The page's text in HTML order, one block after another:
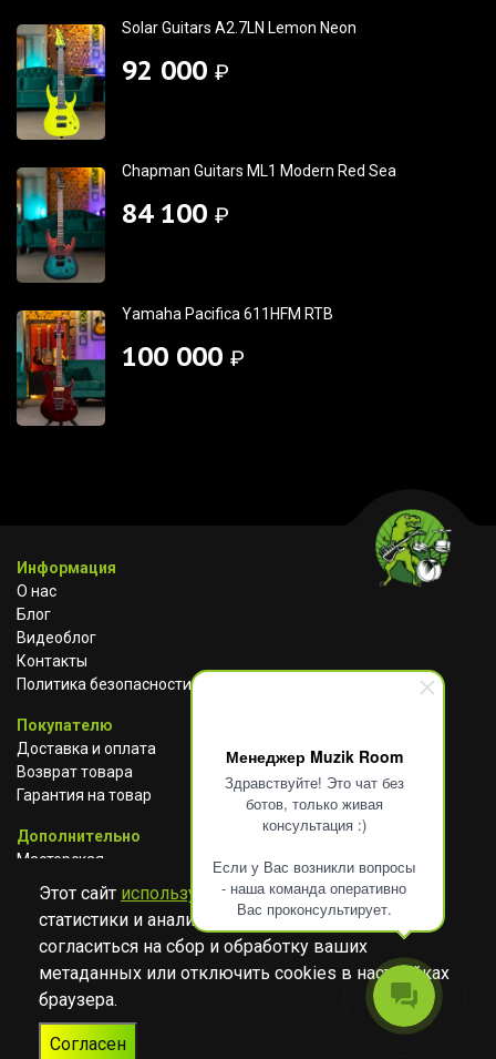
Менеджер Muzik Room
Здравствуйте! Это чат без
ботов, только живая
консультация :)
Если у Вас возникли вопросы
- наша команда оперативно
Вас проконсультирует.
Solar Guitars A2.7LN Lemon Neon
92 000 ₽
Chapman Guitars ML1 Modern Red Sea
84 100 ₽
Yamaha Pacifica 611HFM RTB
100 000 ₽
Информация
О нас
Блог
Видеоблог
Контакты
Политика безопасности
Покупателю
Доставка и оплата
Возврат товара
Гарантия на товар
Дополнительно
Мастерская
Сотрудничество
АВИТО
TELEGRAM
YOUTUBE
© Музыкальный магазин Muzik Room, 2023-2026
Этот сайт использует cookies для сбора
статистики и анализа работы сайта. Просим
согласиться на сбор и обработку ваших
метаданных или отключить cookies в настройках
браузера.
Согласен